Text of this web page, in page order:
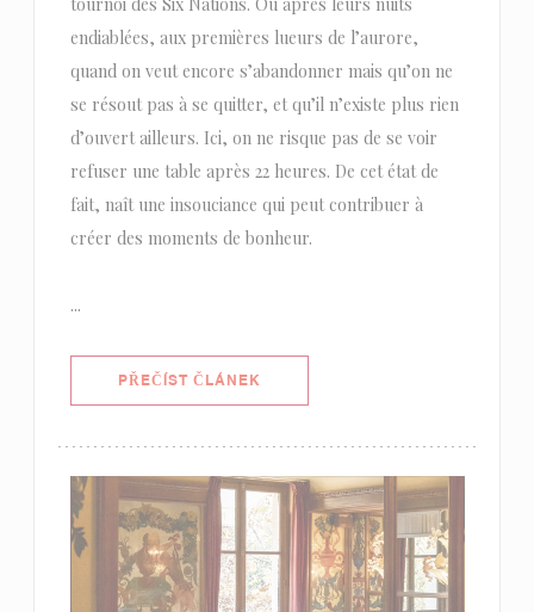
endiablées, aux premières lueurs de l’aurore,
quand on veut encore s’abandonner mais qu’on ne
se résout pas à se quitter, et qu’il n’existe plus rien
d’ouvert ailleurs. Ici, on ne risque pas de se voir
refuser une table après 22 heures. De cet état de
fait, naît une insouciance qui peut contribuer à
créer des moments de bonheur.
...
PŘEČÍST ČLÁNEK